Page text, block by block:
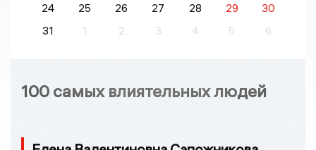
24
25 26 27 28 29
30
31
1 2 3 4 5 6
100 самых влиятельных людей